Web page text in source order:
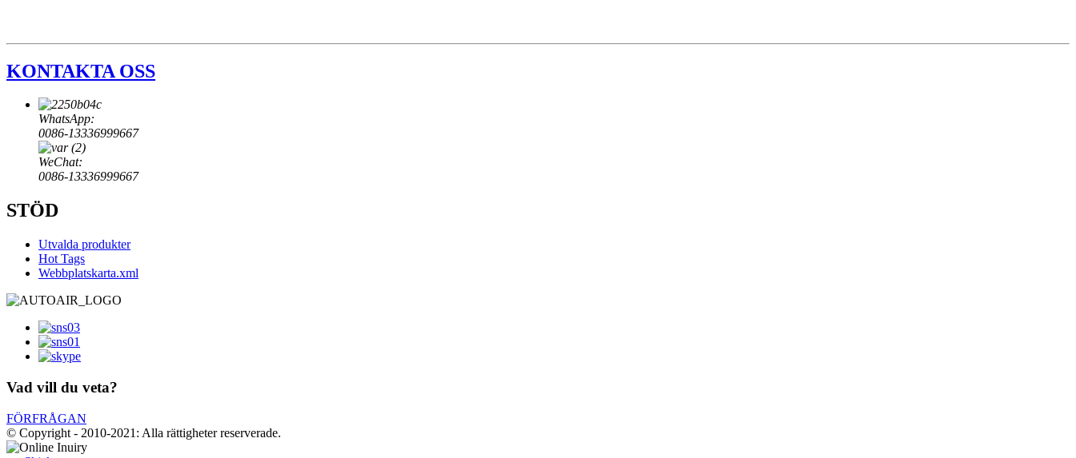
KONTAKTA OSS
WhatsApp:
0086-13336999667
WeChat:
0086-13336999667
STÖD
Utvalda produkter
Hot Tags
Webbplatskarta.xml
Vad vill du veta?
FÖRFRÅGAN
© Copyright - 2010-2021: Alla rättigheter reserverade.